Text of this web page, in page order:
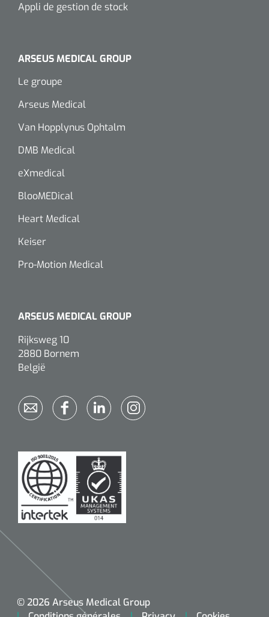
Appli de gestion de stock
ARSEUS MEDICAL GROUP
Le groupe
Arseus Medical
Van Hopplynus Ophtalm
DMB Medical
eXmedical
BlooMEDical
Heart Medical
Keiser
Pro-Motion Medical
ARSEUS MEDICAL GROUP
Rijksweg 10
2880 Bornem
België
© 2026 Arseus Medical Group